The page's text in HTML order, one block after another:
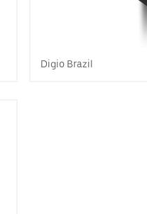
Digio Brazil